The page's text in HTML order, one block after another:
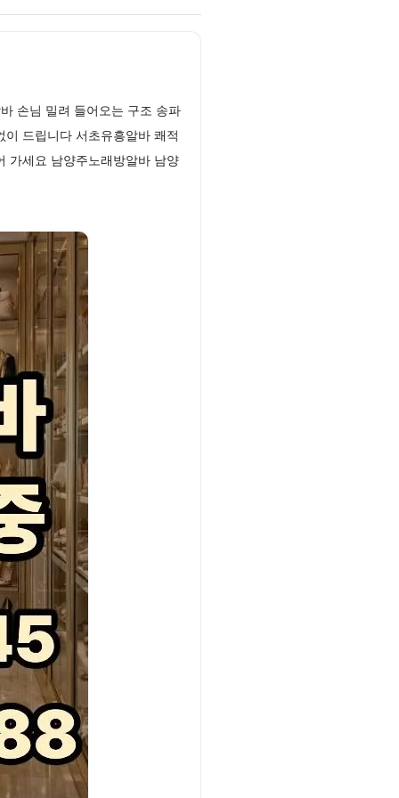
손님 밀려 들어오는 구조 송파
드립니다 서초유흥알바 쾌적
가세요 남양주노래방알바 남양